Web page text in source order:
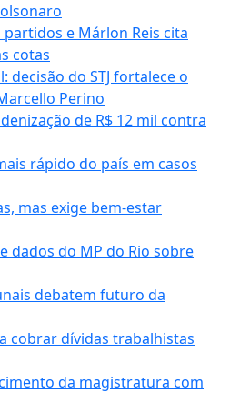
e Márlon Reis cita
cotas
decisão do STJ fortalece o
Perino
de R$ 12 mil contra
rápido do país em casos
mas exige bem-estar
dados do MP do Rio sobre
debatem futuro da
cobrar dívidas trabalhistas
da magistratura com